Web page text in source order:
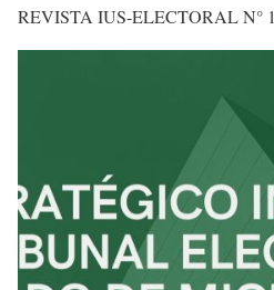
REVISTA IUS-ELECTORAL N° 1